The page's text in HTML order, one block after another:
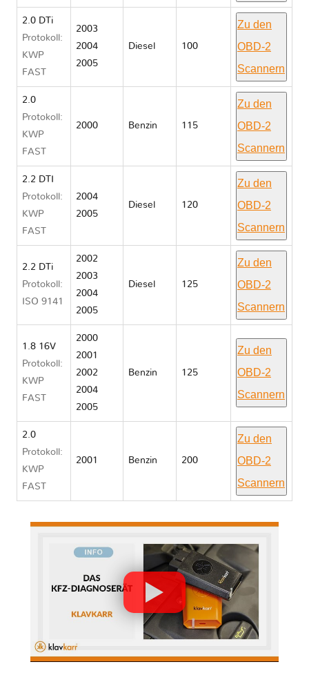
2.0 DTi
Protokoll:
KWP
FAST
2003
2004
2005
Diesel 100
Zu den
OBD-2
Scannern
2.0
Protokoll:
KWP
FAST
2000 Benzin 115
Zu den
OBD-2
Scannern
2.2 DTI
Protokoll:
KWP
FAST
2004
2005
Diesel 120
Zu den
OBD-2
Scannern
2.2 DTi
Protokoll:
ISO 9141
2002
2003
2004
2005
Diesel 125
Zu den
OBD-2
Scannern
1.8 16V
Protokoll:
KWP
FAST
2000
2001
2002
2004
2005
Benzin 125
Zu den
OBD-2
Scannern
2.0
Protokoll:
KWP
FAST
2001 Benzin 200
Zu den
OBD-2
Scannern